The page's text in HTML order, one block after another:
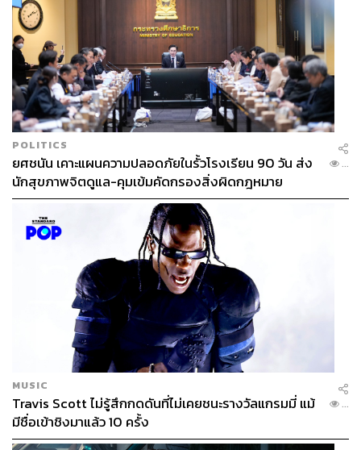
อะไรจะทำให้พรรคอนาคตใหม่ แตกต่างไปจากชะตากรรม
เก่าๆคือคำถามข้อถัดมาจากสุทธิชัย
ธนาธร:อย่างแรกคือเทคโนโลยีที่เปิดโอกาสให้เข้าถึง
มวลชน หาสมาชิกออนไลน์ หรือกระทั่งไพรมารีโหวต และ
การสร้างประชาธิปไตยทางตรงในการร่วมโหวตร่าง
กฎหมายในสภาผ่านแพลตฟอร์ม และอย่างที่สอง ธนาธรบอก
ว่าตนพร้อมลงจากพรรคตลอดเวลา ถ้าวันใดระดมทุนได้
พรรคยั่งยืนแล้ว ตนพร้อมจะลง
“เพราะการต่อสู้เพื่อประชาธิปไตยในประเทศไทย กว่าจะ
ทำได้ผมคงตายไปแล้ว พรรคต้องอยู่ยาวกว่าผม”
พร้อมยืนยันว่าเป็นไปได้ เพราะทั้งตนและอาจารย์ปิยบุตร
พร้อมที่จะลงจากพรรค หากมีคนอื่นทำได้ดีกว่าตน และได้
สารภาพว่าการลงคะแนนเสียงเลือกตั้งครั้งก่อนได้เลือกพรรค
เพื่อไทย แต่ตอนนี้เห็นว่าไม่สามารถเป็นผู้แทนตอบสนอง
ความคาดหวังของตนได้แล้ว จึงต้องลงมาเอง
POLITICS
ยศชนัน เคาะแผนความปลอดภัยในรั้วโรงเรียน 90 วัน ส่ง
นักสุขภาพจิตดูแล-คุมเข้มคัดกรองสิ่งผิดกฎหมาย
...
MUSIC
Travis Scott ไม่รู้สึกกดดันที่ไม่เคยชนะรางวัลแกรมมี่ แม้
มีชื่อเข้าชิงมาแล้ว 10 ครั้ง
...